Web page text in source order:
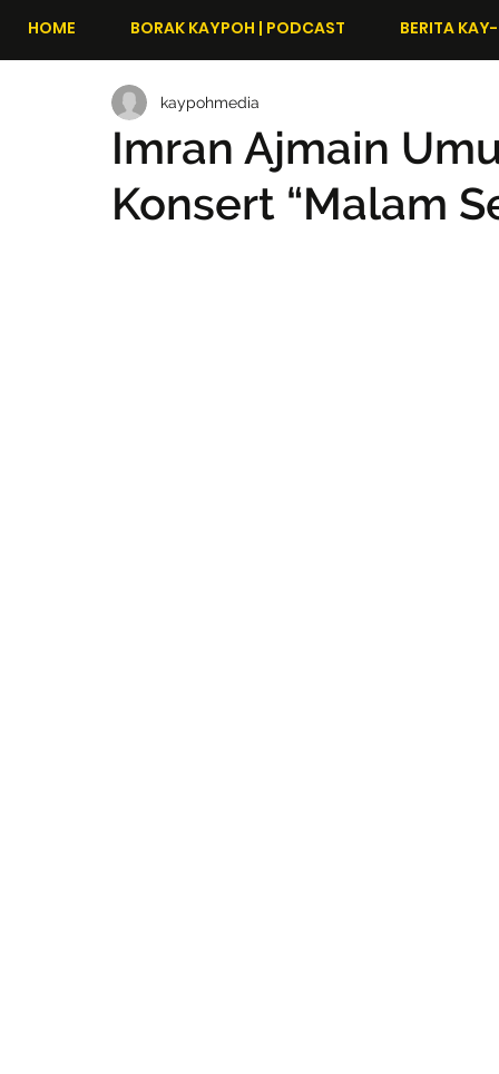
HOME BORAK KAYPOH | PODCAST BERITA
Imran Ajmain
Konsert “Malam
kaypohmedia